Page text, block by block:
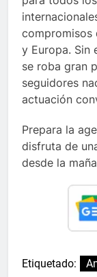
compromisos
y Europa. Sin
se roba gran
seguidores
actuación
Prepara la
disfruta de
desde la
Etiquetado: